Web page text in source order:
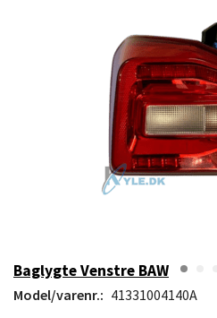
Baglygte Venstre BAW
Model/varenr.: 41331004140A